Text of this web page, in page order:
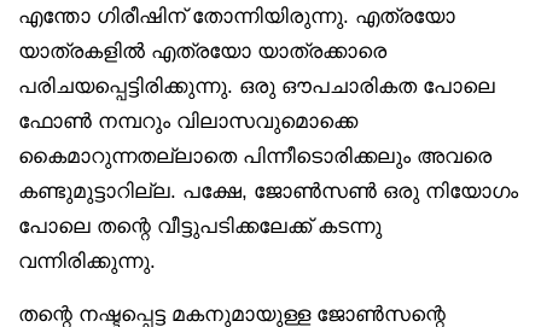
എന്തോ ഗിരീഷിന് തോന്നിയിരുന്നു. എത്രയോ
യാത്രകളിൽ എത്രയോ യാത്രക്കാരെ
പരിചയപ്പെട്ടിരിക്കുന്നു. ഒരു ഔപചാരികത പോലെ
ഫോൺ നമ്പറും വിലാസവുമൊക്കെ
കൈമാറുന്നതല്ലാതെ പിന്നീടൊരിക്കലും അവരെ
കണ്ടുമുട്ടാറില്ല. പക്ഷേ, ജോൺസൺ ഒരു നിയോഗം
പോലെ തന്റെ വീട്ടുപടിക്കലേക്ക് കടന്നു
വന്നിരിക്കുന്നു.
തന്റെ നഷ്ടപ്പെട്ട മകനുമായുള്ള ജോൺസന്റെ